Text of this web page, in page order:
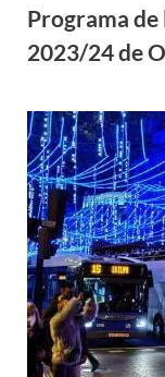
Programa de
2023/24 de